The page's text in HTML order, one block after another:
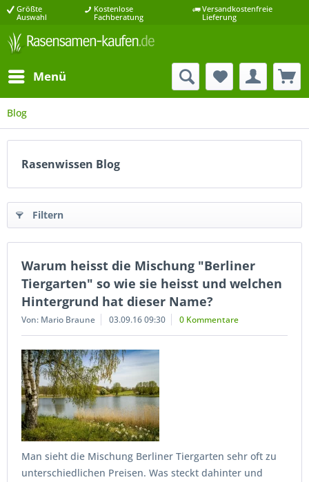
Größte
Auswahl
Kostenlose
Fachberatung
Versandkostenfreie
Lieferung
Menü
Blog
Rasenwissen Blog
Filtern
Warum heisst die Mischung "Berliner
Tiergarten" so wie sie heisst und welchen
Hintergrund hat dieser Name?
Von: Mario Braune 03.09.16 09:30 0 Kommentare
Man sieht die Mischung Berliner Tiergarten sehr oft zu
unterschiedlichen Preisen. Was steckt dahinter und